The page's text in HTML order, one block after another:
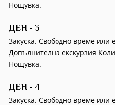
Нощувка.
ДЕН - 3
Закуска. Свободно време или
Допълнителна екскурзия
Нощувка.
ДЕН - 4
Закуска. Свободно време или